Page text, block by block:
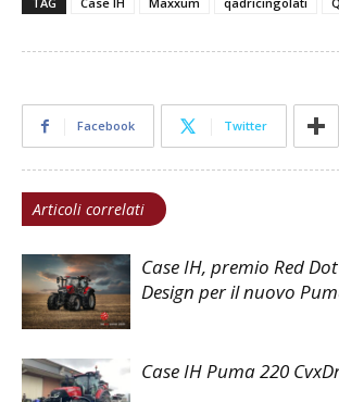
Facebook Twitter
Articoli correlati
Case IH, premio Red
Design per il nuovo
Case IH Puma 220